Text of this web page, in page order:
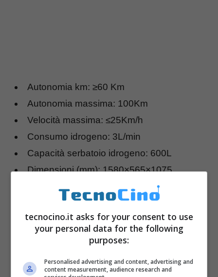
Autonomia km: ≥60 Km
Autonomia massima: 100Km
Velocità massima: ≤25Km/h
Consumo idrogeno: 3L/min
Capacità serbatoio idrogeno: 600L
Dimensioni (mm): 1580×565×1075
Rumore: ≤62dB
Ed ecco ilsito ufficiale
tecnocino.it asks for your consent to use
your personal data for the following
purposes:
Personalised advertising and content, advertising and
content measurement, audience research and